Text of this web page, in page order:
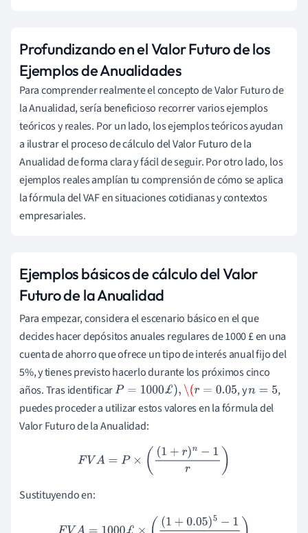
Profundizando en el Valor Futuro de los
Ejemplos de Anualidades
Para comprender realmente el concepto de Valor Futuro de
la Anualidad, sería beneficioso recorrer varios ejemplos
teóricos y reales. Por un lado, los ejemplos teóricos ayudan
a ilustrar el proceso de cálculo del Valor Futuro de la
Anualidad de forma clara y fácil de seguir. Por otro lado, los
ejemplos reales amplían tu comprensión de cómo se aplica
la fórmula del VAF en situaciones cotidianas y contextos
empresariales.
Ejemplos básicos de cálculo del Valor
Futuro de la Anualidad
Para empezar, considera el escenario básico en el que
decides hacer depósitos anuales regulares de 1000 £ en una
cuenta de ahorro que ofrece un tipo de interés anual fijo del
5%, y tienes previsto hacerlo durante los próximos cinco
años. Tras identificarP= 1000£),\(r=0.05 , yn=5
,
puedes proceder a utilizar estos valores en la fórmula del
Valor Futuro de la Anualidad:
F VA=P (( 1+r )n−1r)
Sustituyendo en:
A=1000£ × ( 1+ 0.05)5−10,05)